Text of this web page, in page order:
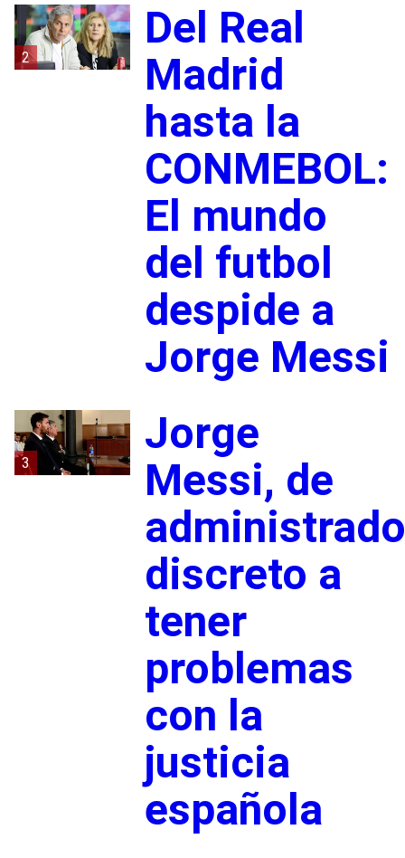
2
Del Real
Madrid
hasta la
CONMEBOL:
El mundo
del futbol
despide a
Jorge Messi
3
Jorge
Messi, de
discreto a
tener
problemas
con la
justicia
española